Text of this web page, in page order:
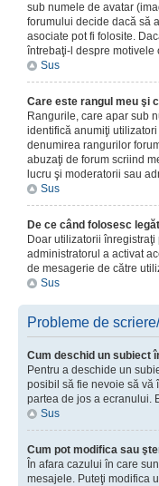
sub numele de avatar
forumului decide dacă să
asociate pot fi folosite.
întrebaţi-l despre motivele
Sus
Care este rangul meu şi
Rangurile, care apar sub
identifică anumiţi
denumirea rangurilor
abuzaţi de forum scriind
lucru şi moderatorii sau
Sus
De ce când folosesc
Doar utilizatorii
administratorul a activat
de mesagerie de către
Sus
Probleme de
Cum deschid un subiect
Pentru a deschide un
posibil să fie nevoie să vă
partea de jos a ecranului.
Sus
Cum pot modifica sau
În afara cazului în care
mesajele. Puteţi modifica